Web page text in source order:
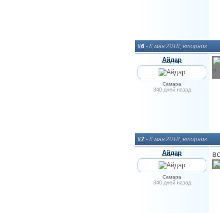
#6 - 8 мая 2018, вторник
Айдар
Самара
340 дней назад
#7 - 8 мая 2018, вторник
Айдар
Самара
340 дней назад